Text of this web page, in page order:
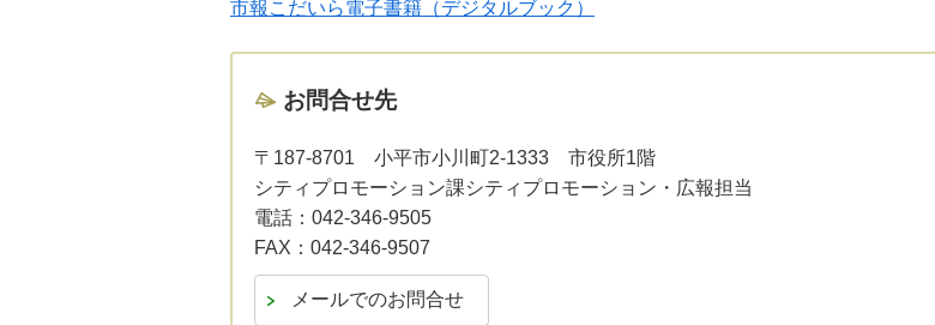
市報こだいら電子書籍（デジタルブック）
お問合せ先
〒187-8701 小平市小川町2-1333 市役所1階
シティプロモーション課シティプロモーション・広報担当
電話： 042-346-9505
FAX： 042-346-9507